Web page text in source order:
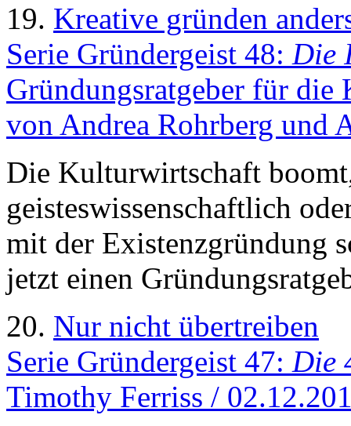
19. Kreative gründen
Serie Gründergeist 48: Die
Gründungsratgeber für
von Andrea Rohrberg und
Die Kulturwirtschaft
geisteswissenschaftlich
mit der Existenzgründung
jetzt einen
20. Nur nicht übertreiben
Serie Gründergeist 47: Die
Timothy Ferriss /